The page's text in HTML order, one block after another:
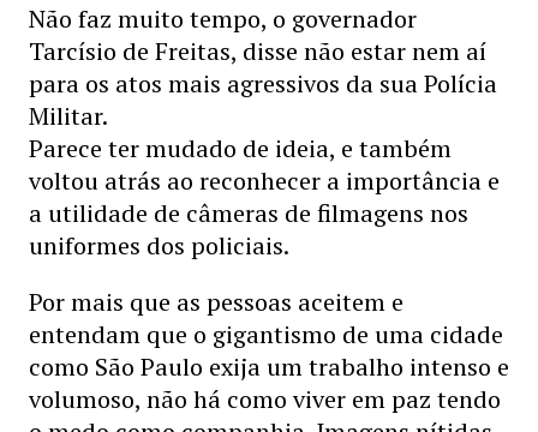
Não faz muito tempo, o governador
Tarcísio de Freitas, disse não estar nem aí
para os atos mais agressivos da sua Polícia
Militar.
Parece ter mudado de ideia, e também
voltou atrás ao reconhecer a importância e
a utilidade de câmeras de filmagens nos
uniformes dos policiais.
Por mais que as pessoas aceitem e
entendam que o gigantismo de uma cidade
como São Paulo exija um trabalho intenso e
volumoso, não há como viver em paz tendo